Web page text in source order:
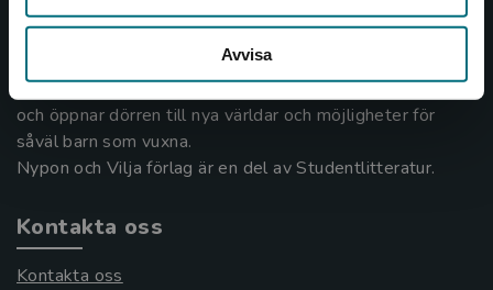
Avvisa
Nypon och Vilja förlag ger ut böcker som väcker läslust
och öppnar dörren till nya världar och möjligheter för
såväl barn som vuxna.
Nypon och Vilja förlag är en del av Studentlitteratur.
Kontakta oss
Kontakta oss